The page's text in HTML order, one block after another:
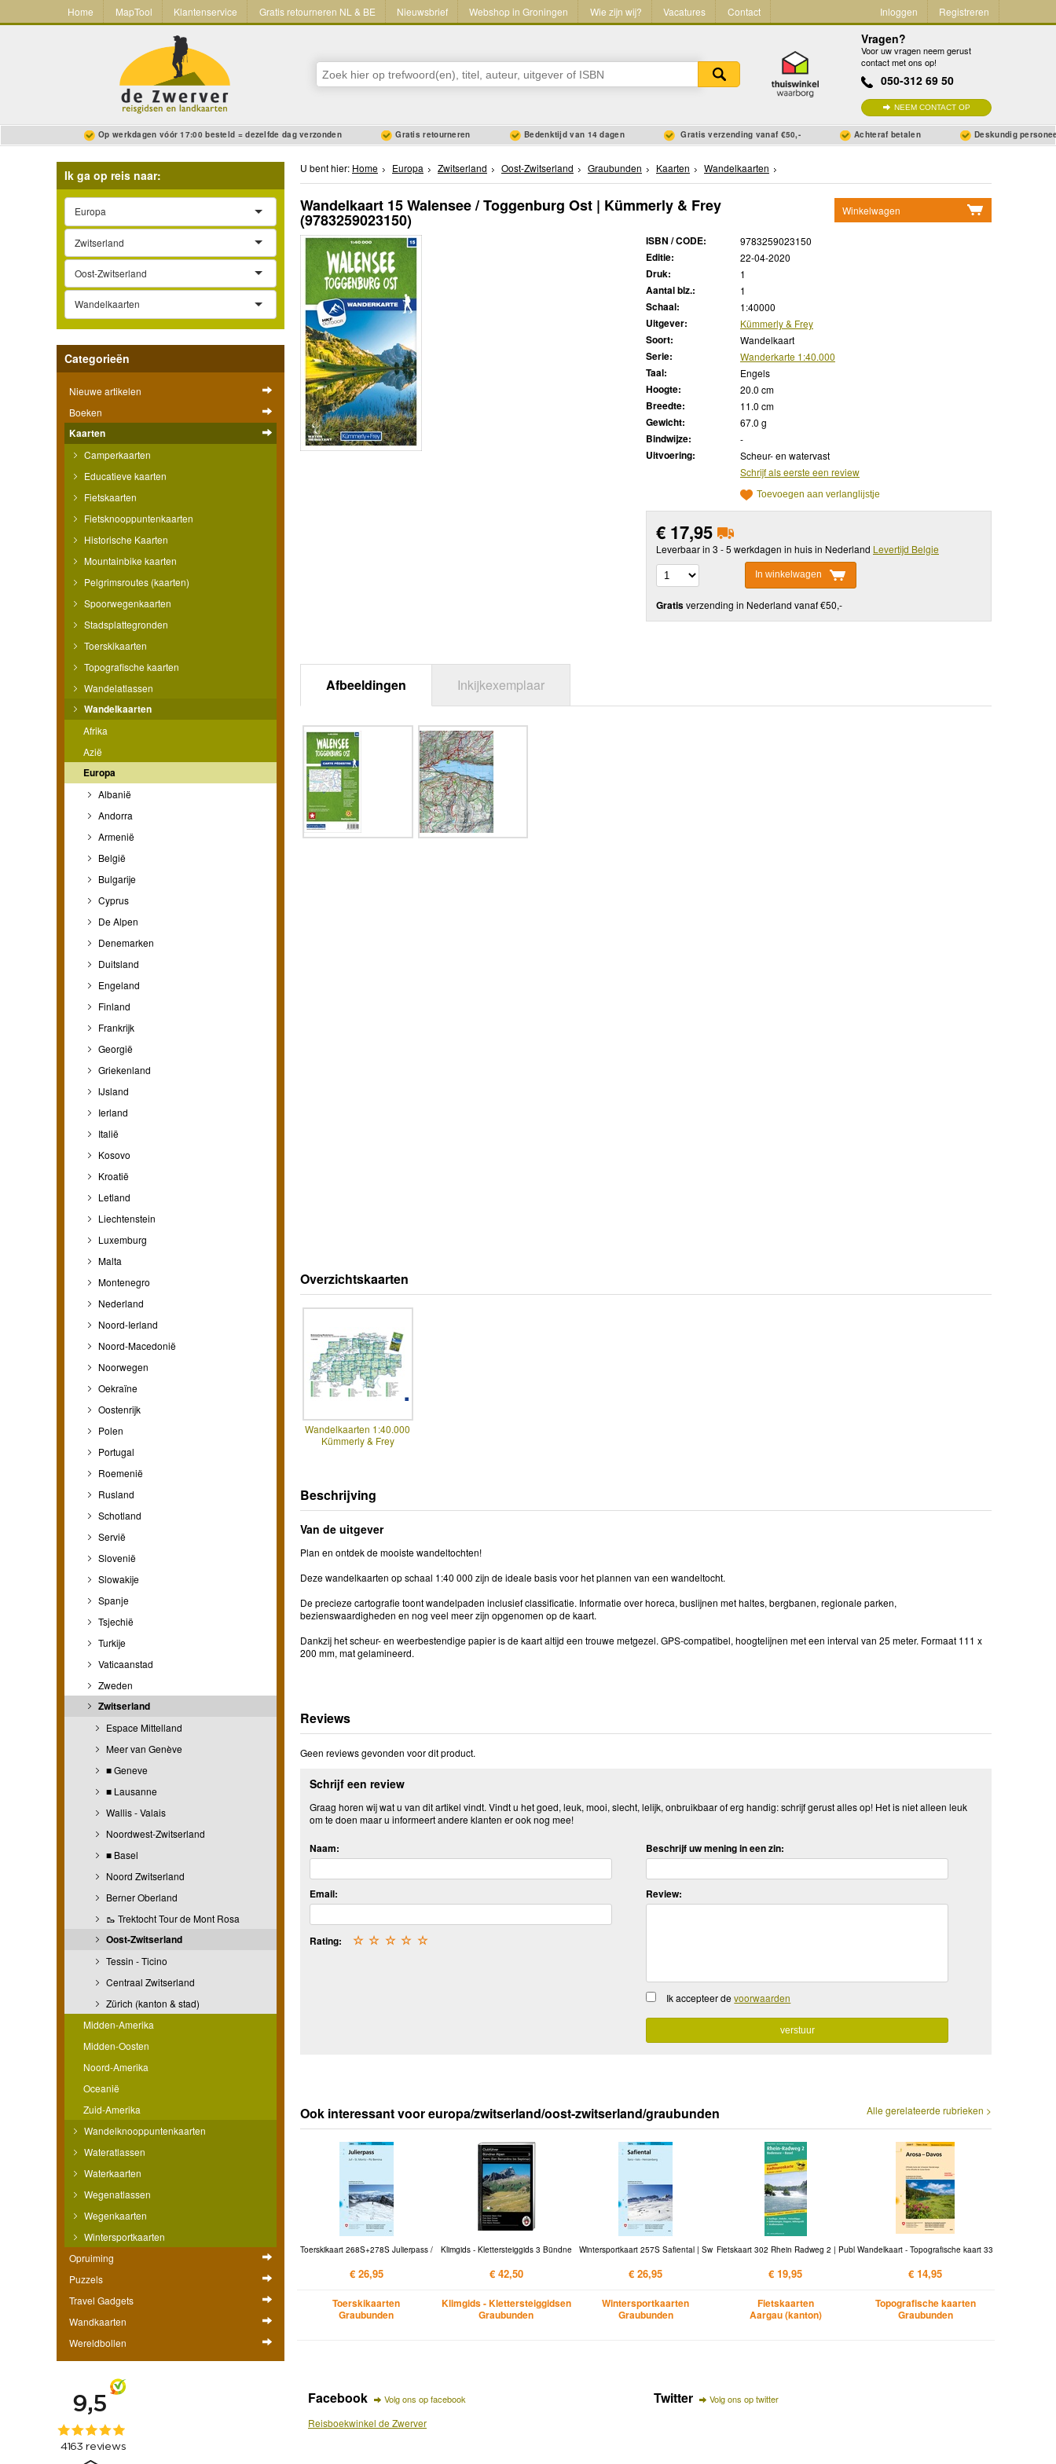
Home MapTool Klantenservice Gratis retourneren NL & BE Nieuwsbrief Webshop in Groningen Wie zijn wij? Vacatures Contact Inloggen Registreren
Vragen?
Voor uw vragen neem gerust
contact met ons op!
050-312 69 50
NEEM CONTACT OP
Op werkdagen vóór 17:00 besteld = dezelfde dag verzonden Gratis retourneren Bedenktijd van 14 dagen Gratis verzending vanaf €50,- Achteraf betalen Deskundig
Ik ga op reis naar:
Europa
Zwitserland
Oost-Zwitserland
Wandelkaarten
Categorieën
Nieuwe artikelen
Boeken
Kaarten
Camperkaarten
Educatieve kaarten
Fietskaarten
Fietsknooppuntenkaarten
Historische Kaarten
Mountainbike kaarten
Pelgrimsroutes (kaarten)
Spoorwegenkaarten
Stadsplattegronden
Toerskikaarten
Topografische kaarten
Wandelatlassen
Wandelkaarten
Afrika
Azië
Europa
Albanië
Andorra
Armenië
België
Bulgarije
Cyprus
De Alpen
Denemarken
Duitsland
Engeland
Finland
Frankrijk
Georgië
Griekenland
IJsland
Ierland
Italië
Kosovo
Kroatië
Letland
Liechtenstein
Luxemburg
Malta
Montenegro
Nederland
Noord-Ierland
Noord-Macedonië
Noorwegen
Oekraïne
Oostenrijk
Polen
Portugal
Roemenië
Rusland
Schotland
Servië
Slovenië
Slowakije
Spanje
Tsjechië
Turkije
Vaticaanstad
Zweden
Zwitserland
Espace Mittelland
Meer van Genève
■ Geneve
■ Lausanne
Wallis - Valais
Noordwest-Zwitserland
■ Basel
Noord Zwitserland
Berner Oberland
🥾 Trektocht Tour de Mont Rosa
Oost-Zwitserland
Tessin - Ticino
Centraal Zwitserland
Zürich (kanton & stad)
Midden-Amerika
Midden-Oosten
Noord-Amerika
Oceanië
Zuid-Amerika
Wandelknooppuntenkaarten
Wateratlassen
Waterkaarten
Wegenatlassen
Wegenkaarten
Wintersportkaarten
Opruiming
Puzzels
Travel Gadgets
Wandkaarten
Wereldbollen
U bent hier: Home Europa Zwitserland Oost-Zwitserland Graubunden Kaarten Wandelkaarten
Winkelwagen
Wandelkaart 15 Walensee / Toggenburg Ost | Kümmerly & Frey
(9783259023150)
ISBN / CODE: 9783259023150
Editie: 22-04-2020
Druk: 1
Aantal blz.: 1
Schaal: 1:40000
Uitgever: Kümmerly & Frey
Soort: Wandelkaart
Serie: Wanderkarte 1:40.000
Taal: Engels
Hoogte: 20.0 cm
Breedte: 11.0 cm
Gewicht: 67.0 g
Bindwijze: -
Uitvoering:
Scheur- en watervast
Schrijf als eerste een review
Toevoegen aan verlanglijstje
€ 17,95
Leverbaar in 3 - 5 werkdagen in huis in Nederland Levertijd Belgie
In winkelwagen
Gratisverzending in Nederland vanaf €50,-
Afbeeldingen Inkijkexemplaar
Overzichtskaarten
Wandelkaarten 1:40.000
Kümmerly & Frey
Beschrijving
Van de uitgever
Plan en ontdek de mooiste wandeltochten!
Deze wandelkaarten op schaal 1:40 000 zijn de ideale basis voor het plannen van een wandeltocht.
De precieze cartografie toont wandelpaden inclusief classificatie. Informatie over horeca, buslijnen met haltes, bergbanen, regionale parken,
bezienswaardigheden en nog veel meer zijn opgenomen op de kaart.
Dankzij het scheur- en weerbestendige papier is de kaart altijd een trouwe metgezel. GPS-compatibel, hoogtelijnen met een interval van 25 meter. Formaat 111 x
200 mm, mat gelamineerd.
Reviews
Geen reviews gevonden voor dit product.
Schrijf een review
Graag horen wij wat u van dit artikel vindt. Vindt u het goed, leuk, mooi, slecht, lelijk, onbruikbaar of erg handig: schrijf gerust alles op! Het is niet alleen leuk
om te doen maar u informeert andere klanten er ook nog mee!
Naam:
Email:
Rating: ☆
☆
☆
☆
☆
Beschrijf uw mening in een zin:
Review:
Ik accepteer devoorwaarden
Alle gerelateerde rubrieken >
Ook interessant voor europa/zwitserland/oost-zwitserland/graubunden
Toerskikaart 268S+278S Julierpass /
€ 26,95
Toerskikaarten
Graubunden
Klimgids - Klettersteiggids 3 Bündne
€ 42,50
Klimgids - Klettersteiggidsen
Graubunden
Wintersportkaart 257S Safiental | Sw
€ 26,95
Wintersportkaarten
Graubunden
Fietskaart 302 Rhein Radweg 2 | Publ
€ 19,95
Fietskaarten
Aargau (kanton)
Wandelkaart - Topografische kaart 33
€ 14,95
Topografische kaarten
Graubunden
Facebook Volg ons op facebook
Reisboekwinkel de Zwerver
Twitter Volg ons op twitter